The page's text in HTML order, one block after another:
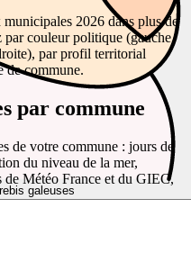
galeuses
2026 dans plus de
par couleur politique (gauche,
par profil territorial
de commune.
par commune
de votre commune : jours de
du niveau de la mer,
de Météo France et du GIEC,